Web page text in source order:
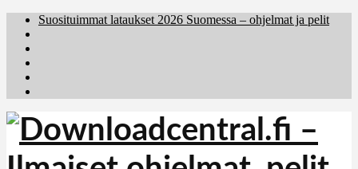
Suosituimmat lataukset 2026 Suomessa – ohjelmat ja pelit